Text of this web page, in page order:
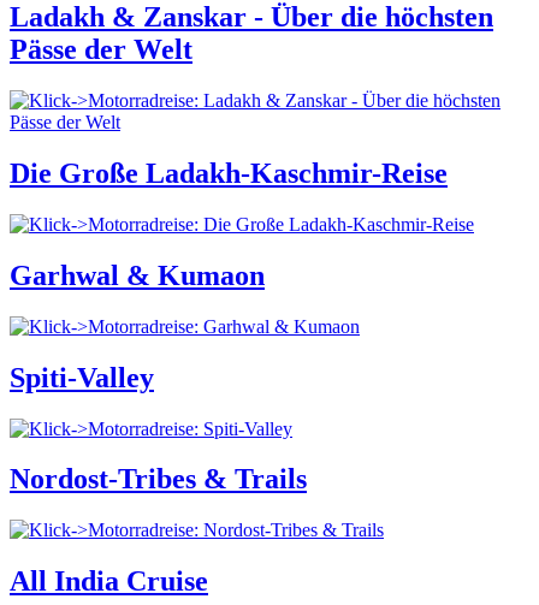
Ladakh & Zanskar - Über die höchsten
Pässe der Welt
Die Große Ladakh-Kaschmir-Reise
Garhwal & Kumaon
Spiti-Valley
Nordost-Tribes & Trails
All India Cruise